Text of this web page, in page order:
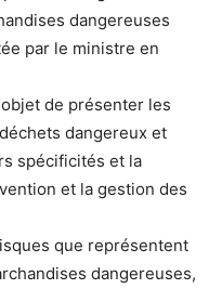
dangereuses
par le ministre en
de présenter les
dangereux et
spécificités et la
et la gestion des
que représentent
dangereuses,